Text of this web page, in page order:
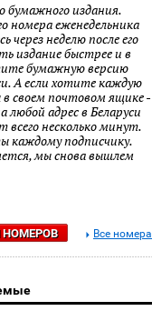
бумажного издания.
номера еженедельника
неделю после его
издание быстрее и в
бумажную версию
А если хотите каждую
своем почтовом ящике -
адрес в Беларуси
несколько минут.
каждому подписчику.
мы снова вышлем
Все номера